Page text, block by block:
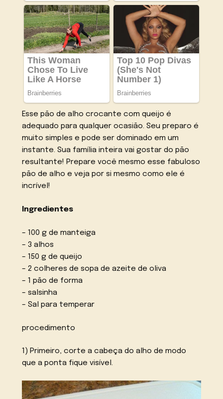
Esse pão de alho crocante com queijo é
adequado para qualquer ocasião. Seu preparo é
muito simples e pode ser dominado em um
instante. Sua família inteira vai gostar do pão
resultante! Prepare você mesmo esse fabuloso
pão de alho e veja por si mesmo como ele é
incrível!
Ingredientes
– 100 g de manteiga
– 3 alhos
– 150 g de queijo
– 2 colheres de sopa de azeite de oliva
– 1 pão de forma
– salsinha
– Sal para temperar
procedimento
1) Primeiro, corte a cabeça do alho de modo
que a ponta fique visível.